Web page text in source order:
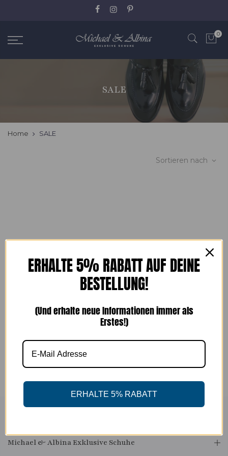
0
SALE
Home SALE
Sortieren nach
Es wurden keine Produkte gefunden, die Ihrer
Auswahl entsprechen.
Michael & Albina Exklusive Schuhe
ERHALTE 5% RABATT AUF DEINE
BESTELLUNG!
(Und erhalte neue Informationen immer als
Erstes!)
ERHALTE 5% RABATT